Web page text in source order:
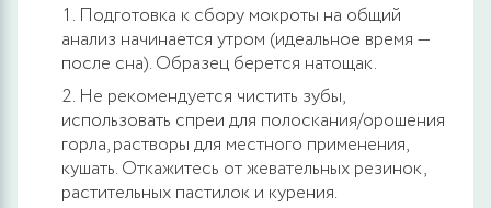
Подготовка к сбору мокроты на общий
анализ начинается утром (идеальное время —
после сна). Образец берется натощак.
Не рекомендуется чистить зубы,
использовать спреи для полоскания/орошения
горла, растворы для местного применения,
кушать. Откажитесь от жевательных резинок,
растительных пастилок и курения.